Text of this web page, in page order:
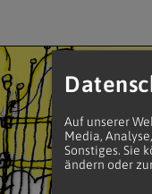
Auf unserer
Media,
Sonstiges. Sie
ändern oder